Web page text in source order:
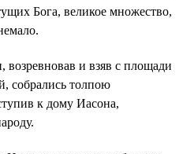
Бога, великое множество,
и взяв с площади
собрались толпою
к дому Иасона,